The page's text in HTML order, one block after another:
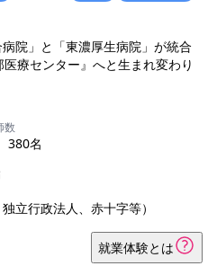
院」と「東濃厚生病院」が統合
療センター』へと生まれ変わり
数
380名
立行政法人、赤十字等）
就業体験とは